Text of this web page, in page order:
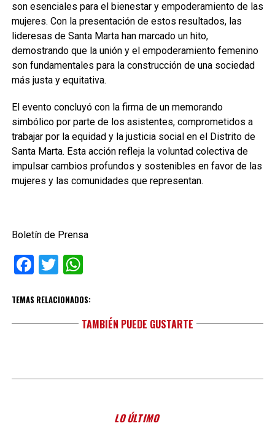
son esenciales para el bienestar y empoderamiento de las
mujeres. Con la presentación de estos resultados, las
lideresas de Santa Marta han marcado un hito,
demostrando que la unión y el empoderamiento femenino
son fundamentales para la construcción de una sociedad
más justa y equitativa.
El evento concluyó con la firma de un memorando
simbólico por parte de los asistentes, comprometidos a
trabajar por la equidad y la justicia social en el Distrito de
Santa Marta. Esta acción refleja la voluntad colectiva de
impulsar cambios profundos y sostenibles en favor de las
mujeres y las comunidades que representan.
Boletín de Prensa
Facebook
TwitterWhatsApp
TEMAS RELACIONADOS:
TAMBIÉN PUEDE GUSTARTE
LO ÚLTIMO